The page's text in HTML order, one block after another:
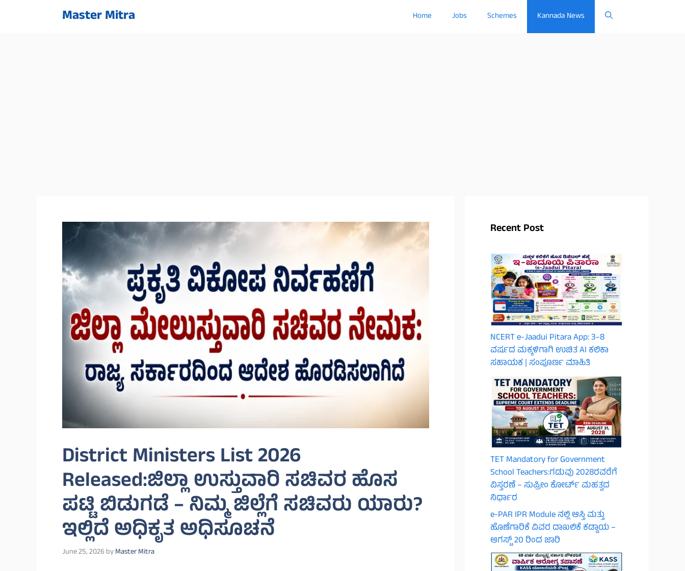
Master Mitra Home Jobs Schemes Kannada News
District Ministers List 2026
Released:ಜಿಲ್ಲಾ ಉಸ್ತುವಾರಿ ಸಚಿವರ ಹೊಸ
ಪಟ್ಟಿ ಬಿಡುಗಡೆ – ನಿಮ್ಮ ಜಿಲ್ಲೆಗೆ ಸಚಿವರು ಯಾರು?
ಇಲ್ಲಿದೆ ಅಧಿಕೃತ ಅಧಿಸೂಚನೆ
June 25, 2026 byMaster Mitra
Recent Post
NCERT e-Jaadui Pitara App: 3–8
ವರ್ಷದ ಮಕ್ಕಳಿಗಾಗಿ ಉಚಿತ AI ಕಲಿಕಾ
ಸಹಾಯಕ | ಸಂಪೂರ್ಣ ಮಾಹಿತಿ
TET Mandatory for Government
School Teachers:ಗಡುವು 2028ರವರೆಗೆ
ವಿಸ್ತರಣೆ – ಸುಪ್ರೀಂ ಕೋರ್ಟ್ ಮಹತ್ವದ
ನಿರ್ಧಾರ
e-PAR IPR Module ನಲ್ಲಿ ಆಸ್ತಿ ಮತ್ತು
ಹೊಣೆಗಾರಿಕೆ ವಿವರ ದಾಖಲಿಕೆ ಕಡ್ಡಾಯ –
ಆಗಸ್ಟ್ 20 ರಿಂದ ಜಾರಿ